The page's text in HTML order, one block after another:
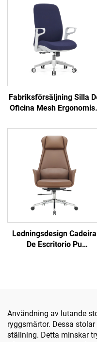
Fabriksförsäljning Silla
Oficina Mesh
Kontorsstol För Personal
Mitten Bak Dator
Kontorsstol
Ledningsdesign Cadeira
De Escritorio Pu
Användning av lutande
ryggsmärtor. Dessa
ställning. Detta minskar